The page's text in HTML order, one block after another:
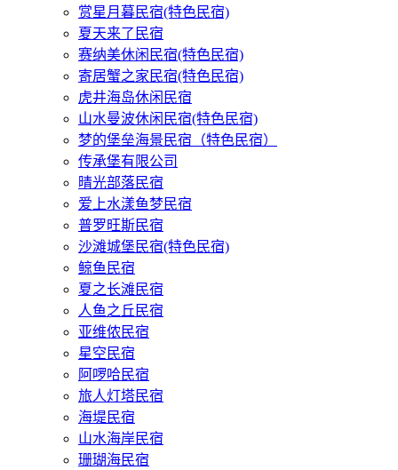
赏星月暮民宿(特色民宿)
夏天来了民宿
赛纳美休闲民宿(特色民宿)
寄居蟹之家民宿(特色民宿)
虎井海岛休闲民宿
山水曼波休闲民宿(特色民宿)
梦的堡垒海景民宿（特色民宿）
传承堡有限公司
晴光部落民宿
爱上水漾鱼梦民宿
普罗旺斯民宿
沙滩城堡民宿(特色民宿)
鲸鱼民宿
夏之长滩民宿
人鱼之丘民宿
亚维侬民宿
星空民宿
阿啰哈民宿
旅人灯塔民宿
海堤民宿
山水海岸民宿
珊瑚海民宿